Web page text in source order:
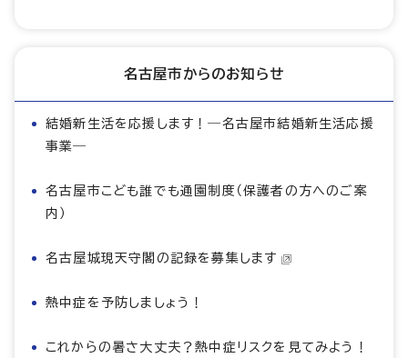
名古屋市からのお知らせ
結婚新生活を応援します！―名古屋市結婚新生活応援
事業―
名古屋市こども誰でも通園制度（保護者の方へのご案
内）
名古屋城現天守閣の記録を募集します
熱中症を予防しましょう！
これからの暑さ大丈夫？熱中症リスクを見てみよう！